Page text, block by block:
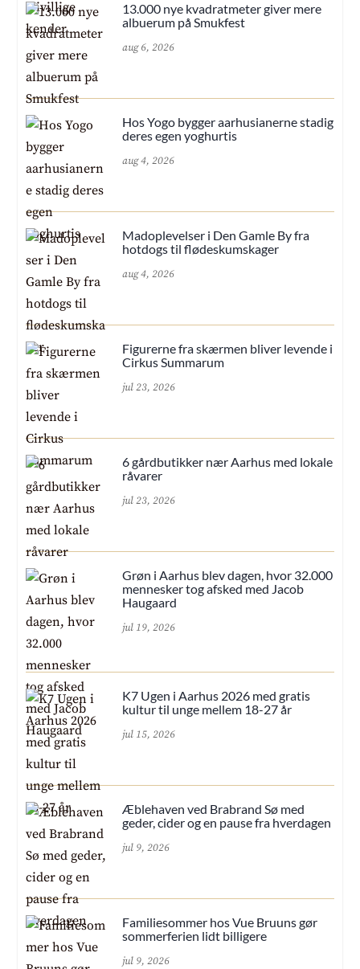
13.000 nye kvadratmeter giver mere
albuerum på Smukfest
aug 6, 2026
Hos Yogo bygger aarhusianerne stadig
deres egen yoghurtis
aug 4, 2026
Madoplevelser i Den Gamle By fra
hotdogs til flødeskumskager
aug 4, 2026
Figurerne fra skærmen bliver levende i
Cirkus Summarum
jul 23, 2026
6 gårdbutikker nær Aarhus med lokale
råvarer
jul 23, 2026
Grøn i Aarhus blev dagen, hvor 32.000
mennesker tog afsked med Jacob
Haugaard
jul 19, 2026
K7 Ugen i Aarhus 2026 med gratis
kultur til unge mellem 18-27 år
jul 15, 2026
Æblehaven ved Brabrand Sø med
geder, cider og en pause fra hverdagen
jul 9, 2026
Familiesommer hos Vue Bruuns gør
sommerferien lidt billigere
jul 9, 2026